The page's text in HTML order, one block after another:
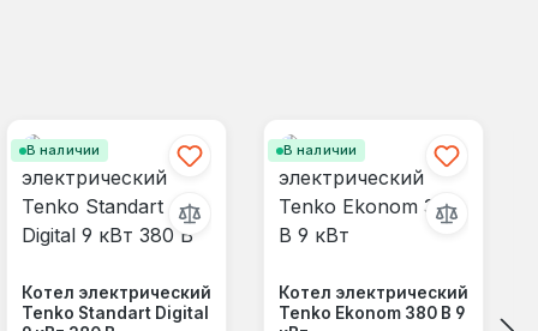
В наличии
Котел электрический
Tenko Standart Digital
В наличии
Котел электрический
Tenko Ekonom 380 В 9